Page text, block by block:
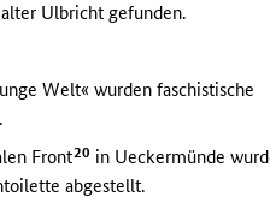
Ulbricht gefunden.
Welt« wurden faschistische
Front20 in Ueckermünde
abgestellt.